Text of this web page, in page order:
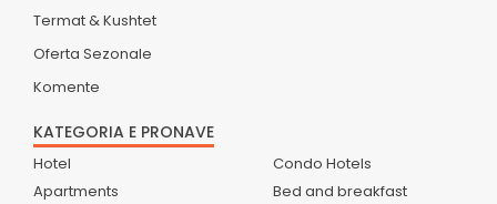
Termat & Kushtet
Oferta Sezonale
Komente
KATEGORIA E PRONAVE
Hotel
Apartments
Condo Hotels
Bed and breakfast